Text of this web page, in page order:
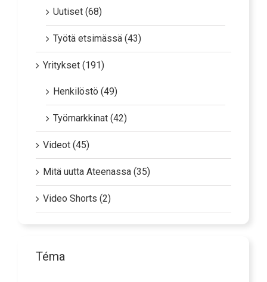
Uutiset (68)
Työtä etsimässä (43)
Yritykset (191)
Henkilöstö (49)
Työmarkkinat (42)
Videot (45)
Mitä uutta Ateenassa (35)
Video Shorts (2)
Téma